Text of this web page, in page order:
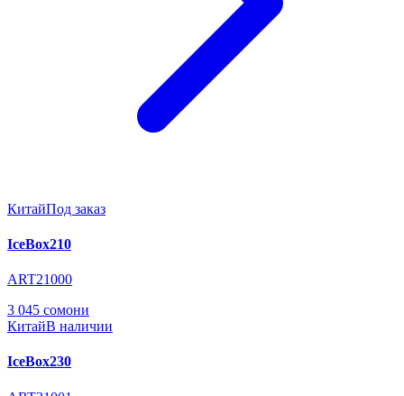
КитайПод заказ
IceBox210
ART21000
3 045 сомони
КитайВ наличии
IceBox230